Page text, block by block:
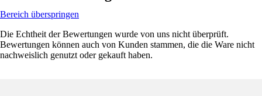
Bereich überspringen
Die Echtheit der Bewertungen wurde von uns nicht überprüft.
Bewertungen können auch von Kunden stammen, die die Ware nicht
nachweislich genutzt oder gekauft haben.